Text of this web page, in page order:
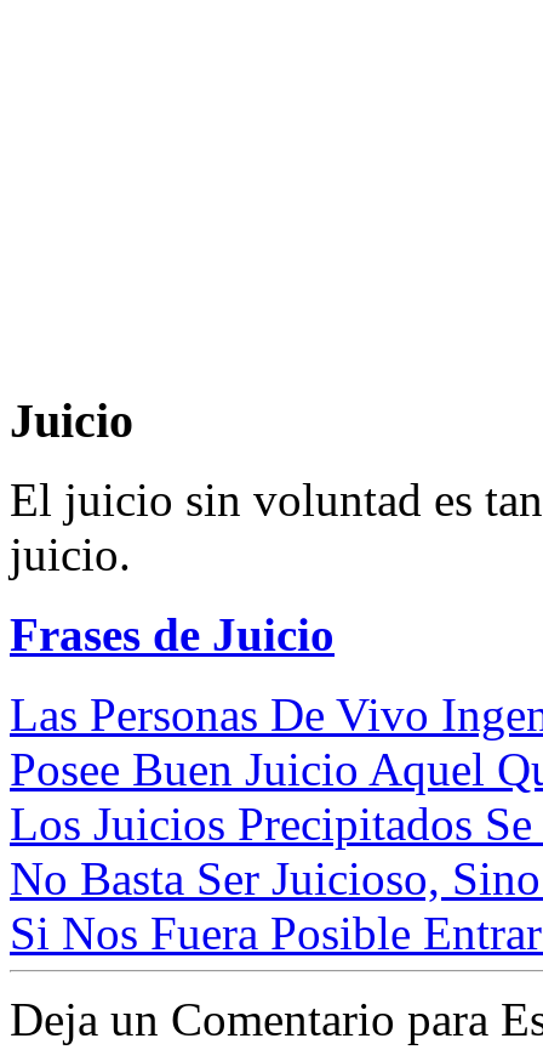
Juicio
El juicio sin voluntad es
juicio.
Frases de Juicio
Las Personas De Vivo
Posee Buen Juicio Aquel
Los Juicios Precipitados
No Basta Ser Juicioso,
Si Nos Fuera Posible
Deja un Comentario para